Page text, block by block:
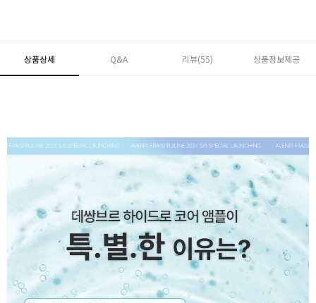
페이코 ID로 페
PAYCO 바로구매
상품상세 Q&A 리뷰(55) 상품정보제공